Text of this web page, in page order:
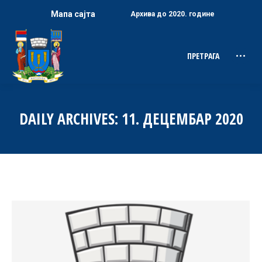
Мапа сајта Архива до 2020. године
Search:
ПРЕТРАГА
DAILY ARCHIVES: 11. ДЕЦЕМБАР 2020